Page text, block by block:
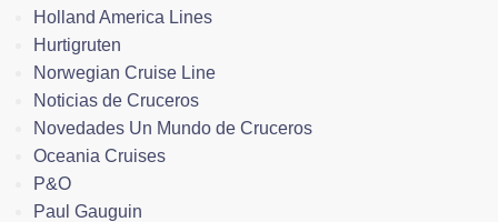
Holland America Lines
Hurtigruten
Norwegian Cruise Line
Noticias de Cruceros
Novedades Un Mundo de Cruceros
Oceania Cruises
P&O
Paul Gauguin